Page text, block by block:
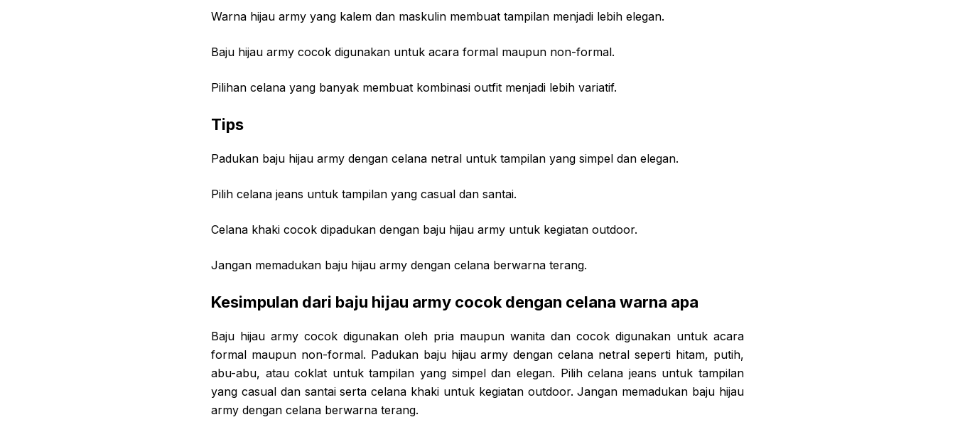
Warna hijau army yang kalem dan maskulin membuat tampilan menjadi lebih elegan.
Baju hijau army cocok digunakan untuk acara formal maupun non-formal.
Pilihan celana yang banyak membuat kombinasi outfit menjadi lebih variatif.
Tips
Padukan baju hijau army dengan celana netral untuk tampilan yang simpel dan elegan.
Pilih celana jeans untuk tampilan yang casual dan santai.
Celana khaki cocok dipadukan dengan baju hijau army untuk kegiatan outdoor.
Jangan memadukan baju hijau army dengan celana berwarna terang.
Kesimpulan dari baju hijau army cocok dengan celana warna apa
Baju hijau army cocok digunakan oleh pria maupun wanita dan cocok digunakan untuk acara
formal maupun non-formal. Padukan baju hijau army dengan celana netral seperti hitam, putih,
abu-abu, atau coklat untuk tampilan yang simpel dan elegan. Pilih celana jeans untuk tampilan
yang casual dan santai serta celana khaki untuk kegiatan outdoor. Jangan memadukan baju hijau
army dengan celana berwarna terang.